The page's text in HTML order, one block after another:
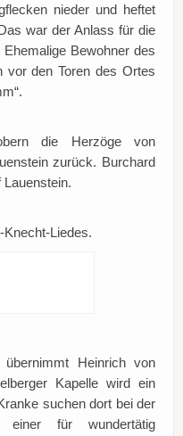
nieder und heftet
war der Anlass für die
Bewohner des
vor den Toren des Ortes
die Herzöge von
zurück. Burchard
Liedes.
Heinrich von
Kapelle wird ein
suchen dort bei der
einer für wundertätig